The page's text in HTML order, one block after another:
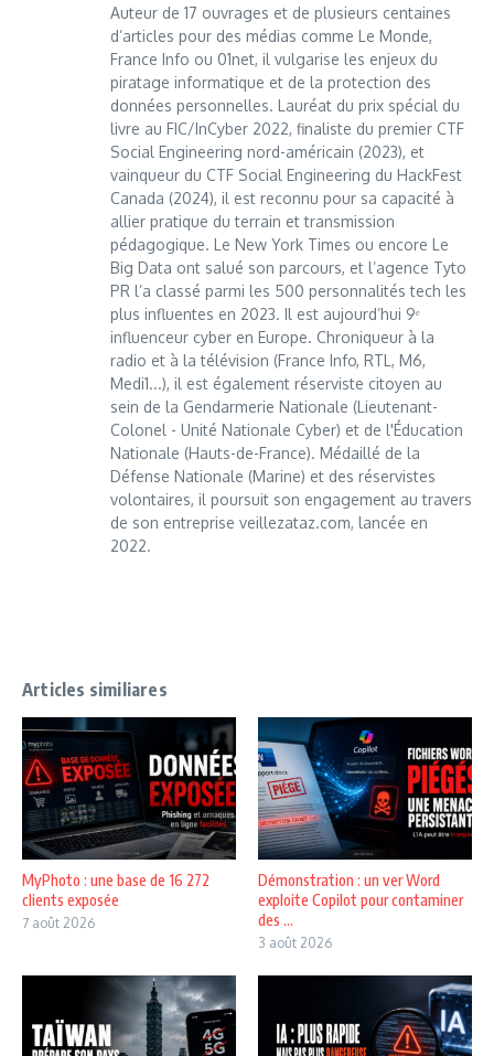
Auteur de 17 ouvrages et de plusieurs centaines
d’articles pour des médias comme Le Monde,
France Info ou 01net, il vulgarise les enjeux du
piratage informatique et de la protection des
données personnelles. Lauréat du prix spécial du
livre au FIC/InCyber 2022, finaliste du premier CTF
Social Engineering nord-américain (2023), et
vainqueur du CTF Social Engineering du HackFest
Canada (2024), il est reconnu pour sa capacité à
allier pratique du terrain et transmission
pédagogique. Le New York Times ou encore Le
Big Data ont salué son parcours, et l’agence Tyto
PR l’a classé parmi les 500 personnalités tech les
plus influentes en 2023. Il est aujourd’hui 9ᵉ
influenceur cyber en Europe. Chroniqueur à la
radio et à la télévision (France Info, RTL, M6,
Medi1...), il est également réserviste citoyen au
sein de la Gendarmerie Nationale (Lieutenant-
Colonel - Unité Nationale Cyber) et de l'Éducation
Nationale (Hauts-de-France). Médaillé de la
Défense Nationale (Marine) et des réservistes
volontaires, il poursuit son engagement au travers
de son entreprise veillezataz.com, lancée en
2022.
Articles similiares
MyPhoto : une base de 16 272
clients exposée
7 août 2026
Démonstration : un ver Word
exploite Copilot pour contaminer
des ...
3 août 2026